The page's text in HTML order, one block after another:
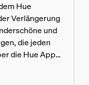
Hue
Verlängerung
und
die jeden
die Hue App